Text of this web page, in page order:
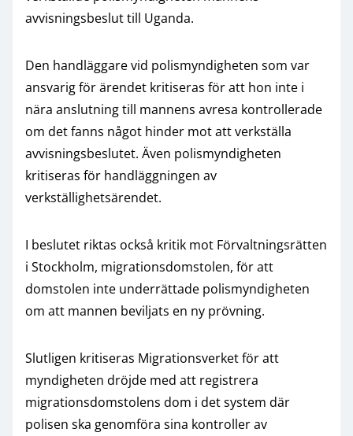
avvisningsbeslut till Uganda.
Den handläggare vid polismyndigheten som var
ansvarig för ärendet kritiseras för att hon inte i
nära anslutning till mannens avresa kontrollerade
om det fanns något hinder mot att verkställa
avvisningsbeslutet. Även polismyndigheten
kritiseras för handläggningen av
verkställighetsärendet.
I beslutet riktas också kritik mot Förvaltningsrätten
i Stockholm, migrationsdomstolen, för att
domstolen inte underrättade polismyndigheten
om att mannen beviljats en ny prövning.
Slutligen kritiseras Migrationsverket för att
myndigheten dröjde med att registrera
migrationsdomstolens dom i det system där
polisen ska genomföra sina kontroller av